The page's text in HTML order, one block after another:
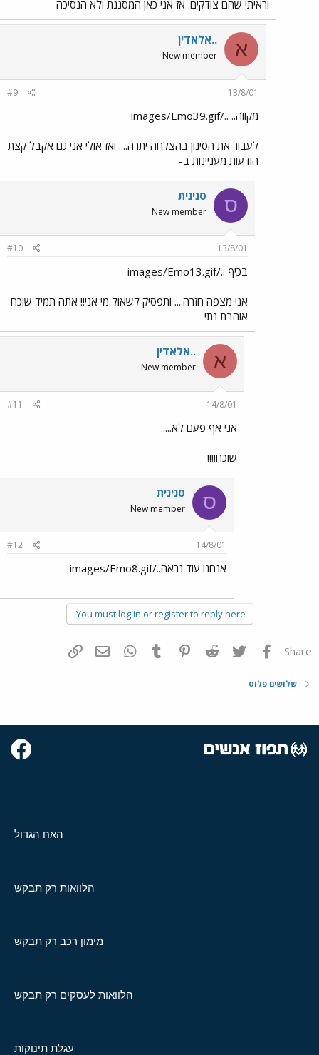
וראיתי שהם צודקים. אז אני כאן המסננת ולא הנסיכה
א ..אלאדין
New member
13/8/01
#9
מקווה.. ../images/Emo39.gif
לעבור את הסינון בהצלחה יתרה.... ואז אולי אני גם אקבל קצת
הודעות מעניינות ב-
ס סנינית
New member
13/8/01
#10
בכיף ../images/Emo13.gif
אני מצפה חזרה.... ותפסיק לשאול מי אני!! אתה תמיד שוכח
אוהבת נתי
א ..אלאדין
New member
14/8/01
#11
אני אף פעם לא.....
שוכח!!!!
ס סנינית
New member
14/8/01
#12
אנחנו עוד נראה../images/Emo8.gif
You must log in or register to reply here.
Share: פייסבוק Twitter
Reddit
Pinterest
Tumblr
WhatsAppדואר אלקטרוני
שלושים פלוס
האח הגדול
הלוואות רק תבקש
מימון רכב רק תבקש
הלוואות לעסקים רק תבקש
עגלת תינוקות